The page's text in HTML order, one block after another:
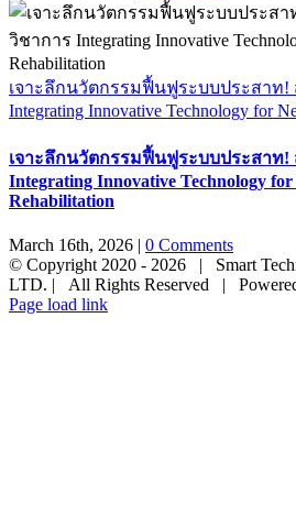
เจาะลึกนวัตกรรมฟื้นฟูระบบประสาท
Integrating Innovative Technology for
เจาะลึกนวัตกรรมฟื้นฟูระบบประสาท
Integrating Innovative Technology
Rehabilitation
March 16th, 2026 | 0 Comments
© Copyright 2020 - 2026 | Smart
LTD. | All Rights Reserved |
Page load link